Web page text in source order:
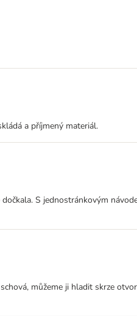
a příjmený materiál.
S jednostránkovým
můžeme ji hladit skrze